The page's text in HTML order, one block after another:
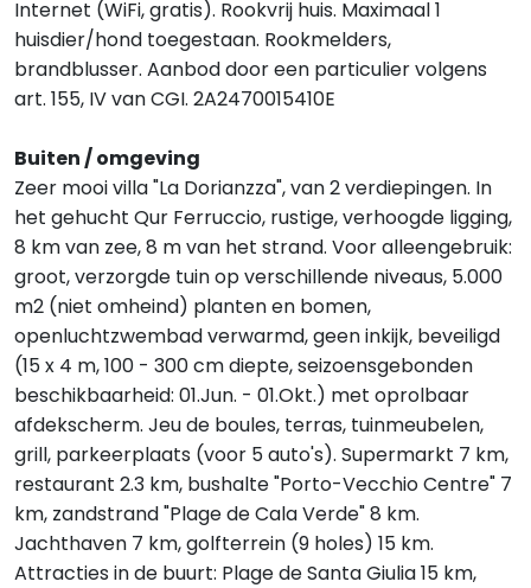
Internet (WiFi, gratis). Rookvrij huis. Maximaal 1
huisdier/hond toegestaan. Rookmelders,
brandblusser. Aanbod door een particulier volgens
art. 155, IV van CGI. 2A2470015410E
Buiten / omgeving
Zeer mooi villa "La Dorianzza", van 2 verdiepingen. In
het gehucht Qur Ferruccio, rustige, verhoogde ligging,
8 km van zee, 8 m van het strand. Voor alleengebruik:
groot, verzorgde tuin op verschillende niveaus, 5.000
m2 (niet omheind) planten en bomen,
openluchtzwembad verwarmd, geen inkijk, beveiligd
(15 x 4 m, 100 - 300 cm diepte, seizoensgebonden
beschikbaarheid: 01.Jun. - 01.Okt.) met oprolbaar
afdekscherm. Jeu de boules, terras, tuinmeubelen,
grill, parkeerplaats (voor 5 auto's). Supermarkt 7 km,
restaurant 2.3 km, bushalte "Porto-Vecchio Centre" 7
km, zandstrand "Plage de Cala Verde" 8 km.
Jachthaven 7 km, golfterrein (9 holes) 15 km.
Attracties in de buurt: Plage de Santa Giulia 15 km,